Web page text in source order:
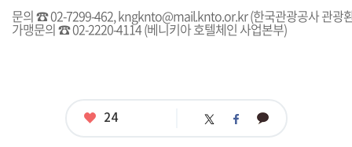
문의 ☎ 02-7299-462,kngknto@mail.knto.or.kr(한국관광공사 관광
가맹문의 ☎ 02-2220-4114 (베니키아 호텔체인 사업본부)
좋
24 트 페 카